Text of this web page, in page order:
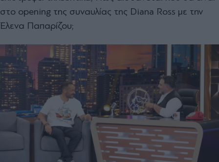
στο opening της συναυλίας της Diana Ross με την
Έλενα Παπαρίζου;